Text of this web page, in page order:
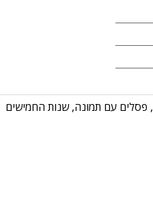
, פסלים עם תמונה,שנות החמישים